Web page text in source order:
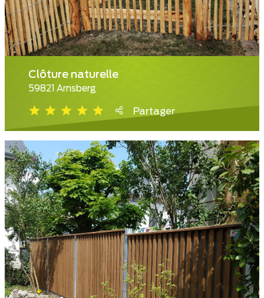
Clôture naturelle
59821 Arnsberg
Partager